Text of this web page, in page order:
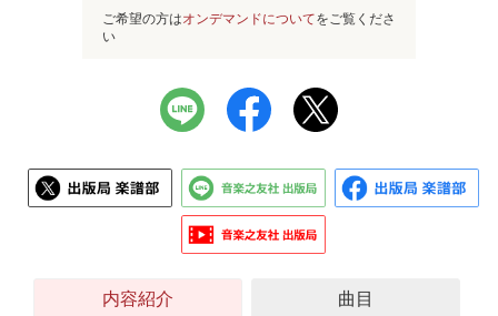
ご希望の方はオンデマンドについてをご覧くださ
い
内容紹介 曲目